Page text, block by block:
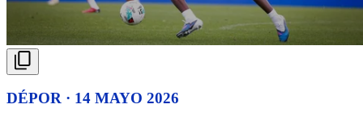
DÉPOR · 14 MAYO 2026